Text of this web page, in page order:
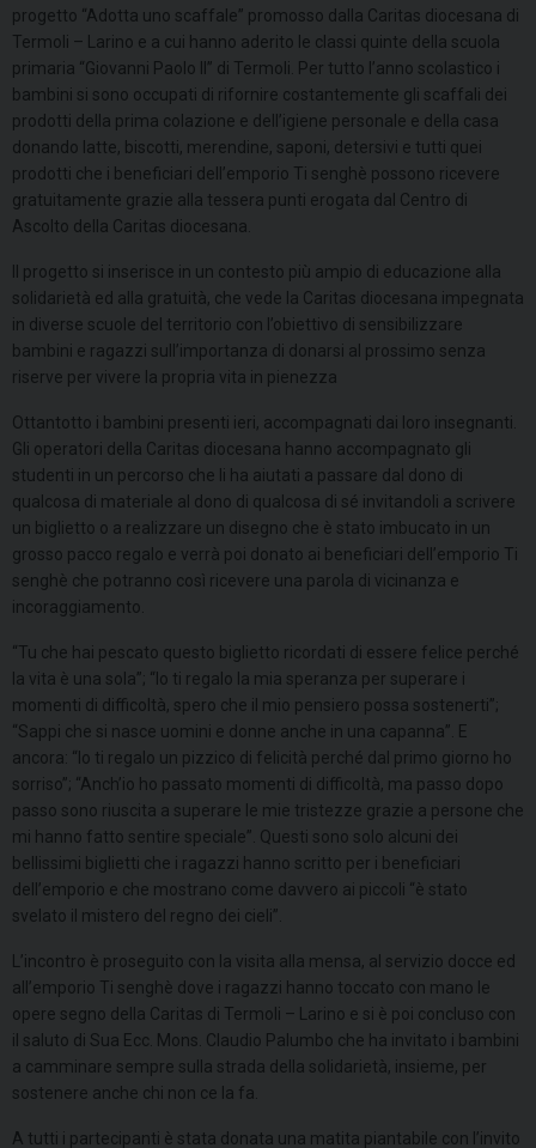
progetto “Adotta uno scaffale” promosso dalla Caritas diocesana di
Termoli – Larino e a cui hanno aderito le classi quinte della scuola
primaria “Giovanni Paolo II” di Termoli. Per tutto l’anno scolastico i
bambini si sono occupati di rifornire costantemente gli scaffali dei
prodotti della prima colazione e dell’igiene personale e della casa
donando latte, biscotti, merendine, saponi, detersivi e tutti quei
prodotti che i beneficiari dell’emporio Ti senghè possono ricevere
gratuitamente grazie alla tessera punti erogata dal Centro di
Ascolto della Caritas diocesana.
Il progetto si inserisce in un contesto più ampio di educazione alla
solidarietà ed alla gratuità, che vede la Caritas diocesana impegnata
in diverse scuole del territorio con l’obiettivo di sensibilizzare
bambini e ragazzi sull’importanza di donarsi al prossimo senza
riserve per vivere la propria vita in pienezza
Ottantotto i bambini presenti ieri, accompagnati dai loro insegnanti.
Gli operatori della Caritas diocesana hanno accompagnato gli
studenti in un percorso che li ha aiutati a passare dal dono di
qualcosa di materiale al dono di qualcosa di sé invitandoli a scrivere
un biglietto o a realizzare un disegno che è stato imbucato in un
grosso pacco regalo e verrà poi donato ai beneficiari dell’emporio Ti
senghè che potranno così ricevere una parola di vicinanza e
incoraggiamento.
“Tu che hai pescato questo biglietto ricordati di essere felice perché
la vita è una sola”; “Io ti regalo la mia speranza per superare i
momenti di difficoltà, spero che il mio pensiero possa sostenerti”;
“Sappi che si nasce uomini e donne anche in una capanna”. E
ancora: “Io ti regalo un pizzico di felicità perché dal primo giorno ho
sorriso”; “Anch’io ho passato momenti di difficoltà, ma passo dopo
passo sono riuscita a superare le mie tristezze grazie a persone che
mi hanno fatto sentire speciale”. Questi sono solo alcuni dei
bellissimi biglietti che i ragazzi hanno scritto per i beneficiari
dell’emporio e che mostrano come davvero ai piccoli “è stato
svelato il mistero del regno dei cieli”.
L’incontro è proseguito con la visita alla mensa, al servizio docce ed
all’emporio Ti senghè dove i ragazzi hanno toccato con mano le
opere segno della Caritas di Termoli – Larino e si è poi concluso con
il saluto di Sua Ecc. Mons. Claudio Palumbo che ha invitato i bambini
a camminare sempre sulla strada della solidarietà, insieme, per
sostenere anche chi non ce la fa.
A tutti i partecipanti è stata donata una matita piantabile con l’invito